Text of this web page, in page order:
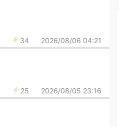
34 2026/08/06 04:21
25 2026/08/05 23:16